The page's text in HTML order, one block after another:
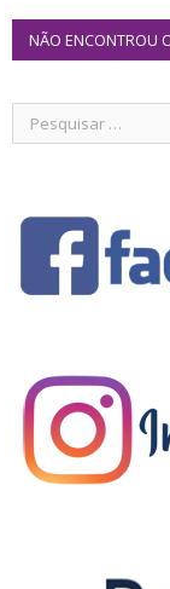
NÃO ENCONTROU